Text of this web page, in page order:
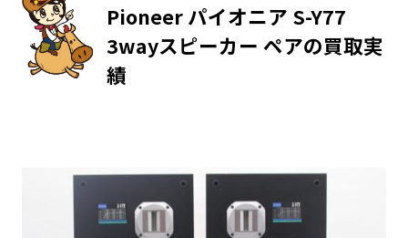
Pioneer パイオニア S-Y77
3wayスピーカー ペアの買取実
績